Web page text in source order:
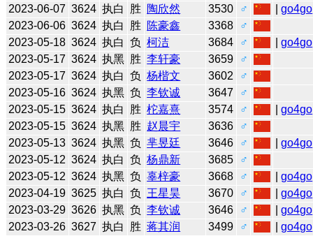
2023-06-07 3624 执白 胜 陶欣然 3530 ♂ |go4go
2023-06-06 3624 执白 胜 陈豪鑫 3368
♂
2023-05-18 3624 执白 负 柯洁 3684 ♂ |go4go
2023-05-17 3624 执黑 胜 李轩豪 3659
♂
2023-05-17 3624 执白 负 杨楷文 3602
♂
2023-05-16 3624 执黑 负 李钦诚 3647
♂
2023-05-15 3624 执白 胜 柁嘉熹 3574 ♂ |go4go
2023-05-15 3624 执黑 胜 赵晨宇 3636
♂
2023-05-13 3624 执黑 负 芈昱廷 3646 ♂ |go4go
2023-05-12 3624 执白 负 杨鼎新 3685
♂
2023-05-12 3624 执黑 负 辜梓豪 3668 ♂ |go4go
2023-04-19 3625 执白 负 王星昊 3670 ♂ |go4go
2023-03-29 3626 执黑 负 李钦诚 3646 ♂ |go4go
2023-03-26 3627 执白 胜 蒋其润 3499 ♂ |go4go